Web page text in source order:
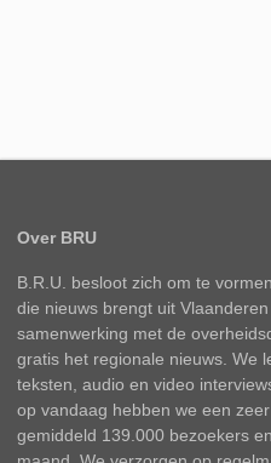
Over BRU
B.R.U. besloot zich om te
die nieuws brengt uit
samenwerking met de
gratis het regionale nieuws. We
teksten, audio en video
op vandaag hebben we een
gemiddeld 139.000 bezoekers